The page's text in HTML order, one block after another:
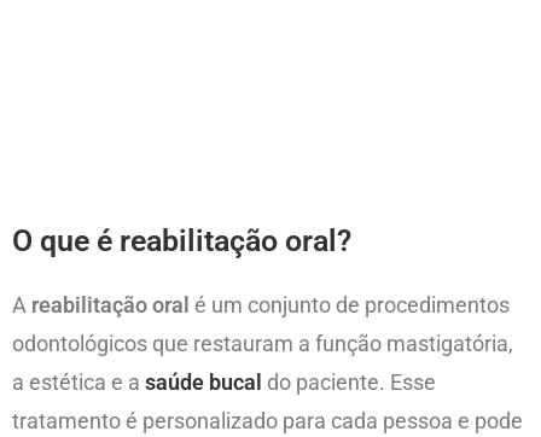
O que é reabilitação oral?
A reabilitação oral é um conjunto de procedimentos
odontológicos que restauram a função mastigatória,
a estética e a saúde bucal do paciente. Esse
tratamento é personalizado para cada pessoa e pode